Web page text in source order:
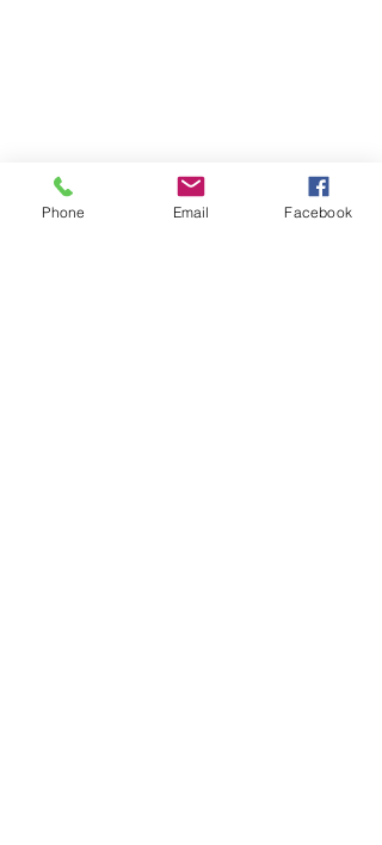
Phone Email Facebook